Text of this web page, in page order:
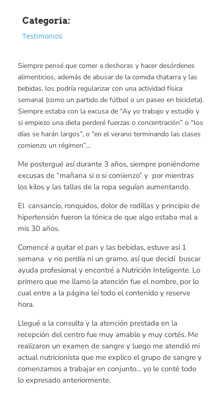
Categoría:
Testimonios
Siempre pensé que comer a deshoras y hacer desórdenes
alimenticios, además de abusar de la comida chatarra y las
bebidas, los podría regularizar con una actividad física
semanal (como un partido de fútbol o un paseo en bicicleta).
Siempre estaba con la excusa de “Ay yo trabajo y estudio y
si empiezo una dieta perderé fuerzas o concentración” o “los
días se harán largos”, o “en el verano terminando las clases
comienzo un régimen”…
Me postergué así durante 3 años, siempre poniéndome
excusas de “mañana si o si comienzo” y por mientras
los kilos y las tallas de la ropa seguían aumentando.
El cansancio, ronquidos, dolor de rodillas y principio de
hipertensión fueron la tónica de que algo estaba mal a
mis 30 años.
Comencé a quitar el pan y las bebidas, estuve así 1
semana y no perdía ni un gramo, así que decidí buscar
ayuda profesional y encontré a Nutrición Inteligente. Lo
primero que me llamo la atención fue el nombre, por lo
cual entre a la página leí todo el contenido y reserve
hora.
Llegué a la consulta y la atención prestada en la
recepción del centro fue muy amable y muy cortés. Me
realizaron un examen de sangre y luego me atendió mi
actual nutricionista que me explico el grupo de sangre y
comenzamos a trabajar en conjunto… yo le conté todo
lo expresado anteriormente.